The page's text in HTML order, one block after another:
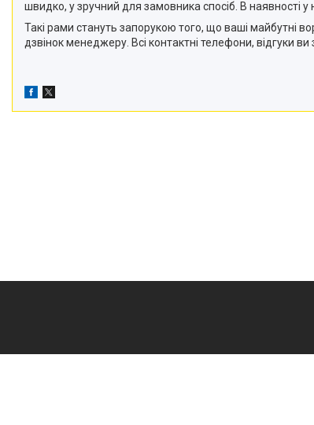
швидко, у зручний для замовника спосіб. В наявності
Такі рами стануть запорукою того, що ваші майбутні
дзвінок менеджеру. Всі контактні телефони, відгуки ви